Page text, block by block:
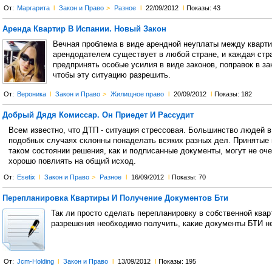
От: Маргарита l Закон и Право > Разное l 22/09/2012 l Показы: 43
Аренда Квартир В Испании. Новый Закон
Вечная проблема в виде арендной неуплаты между
арендодателем существует в любой стране, и каждая
предпринять особые усилия в виде законов, поправок в
чтобы эту ситуацию разрешить.
От: Вероника l Закон и Право > Жилищное право l 20/09/2012 l Показы: 182
Добрый Дядя Комиссар. Он Приедет И Рассудит
Всем известно, что ДТП - ситуация стрессовая. Большинство людей в
подобных случаях склонны понаделать всяких разных дел. Принятые
таком состоянии решения, как и подписанные документы, могут не
хорошо повлиять на общий исход.
От: Esetix l Закон и Право > Разное l 16/09/2012 l Показы: 70
Перепланировка Квартиры И Получение Документов Бти
Так ли просто сделать перепланировку в собственной
разрешения необходимо получить, какие документы БТИ
От: Jcm-Holding l Закон и Право l 13/09/2012 l Показы: 195